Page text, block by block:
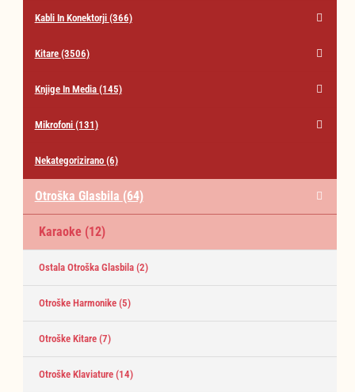
Kabli In Konektorji (366)
Kitare (3506)
Knjige In Media (145)
Mikrofoni (131)
Nekategorizirano (6)
Otroška Glasbila (64)
Karaoke (12)
Ostala Otroška Glasbila (2)
Otroške Harmonike (5)
Otroške Kitare (7)
Otroške Klaviature (14)